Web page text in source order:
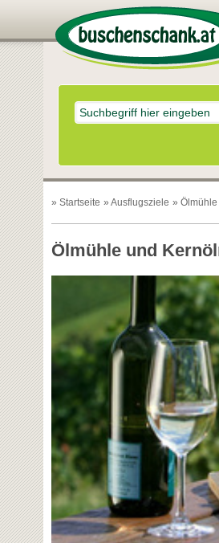
» Startseite » Ausflugsziele »
Ölmühle und